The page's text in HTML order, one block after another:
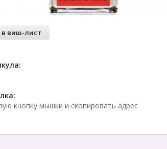
виш-лист
кнопку мышки и скопировать адрес